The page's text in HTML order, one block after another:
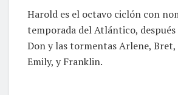
Harold es el octavo ciclón con
temporada del Atlántico,
Don y las tormentas Arlene, Bret,
Emily, y Franklin.